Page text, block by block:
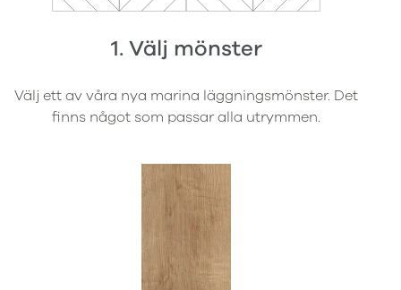
1. Välj mönster
Välj ett av våra nya marina läggningsmönster. Det
finns något som passar alla utrymmen.